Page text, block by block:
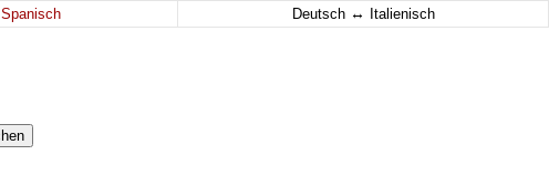
Spanisch Deutsch ↔ Italienisch